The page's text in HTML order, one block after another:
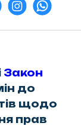
Закон
до
щодо
прав